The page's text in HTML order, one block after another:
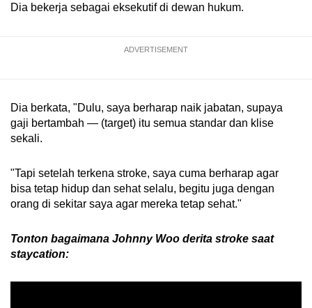
Dia bekerja sebagai eksekutif di dewan hukum.
ADVERTISEMENT
Dia berkata, "Dulu, saya berharap naik jabatan, supaya
gaji bertambah — (target) itu semua standar dan klise
sekali.
"Tapi setelah terkena stroke, saya cuma berharap agar
bisa tetap hidup dan sehat selalu, begitu juga dengan
orang di sekitar saya agar mereka tetap sehat."
Tonton bagaimana Johnny Woo derita stroke saat
staycation: